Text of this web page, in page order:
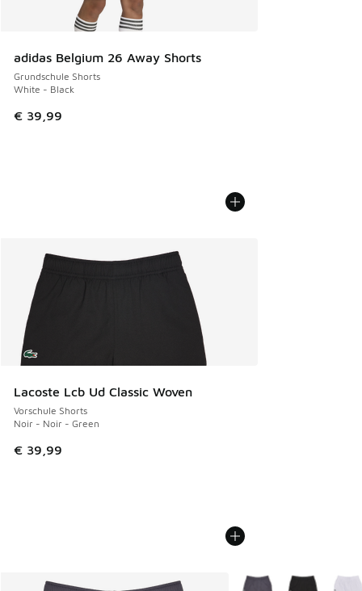
adidas Belgium 26 Away Shorts
Grundschule Shorts
White - Black
€ 39,99
Lacoste Lcb Ud Classic Woven
Vorschule Shorts
Noir - Noir - Green
€ 39,99
Weitere Farben